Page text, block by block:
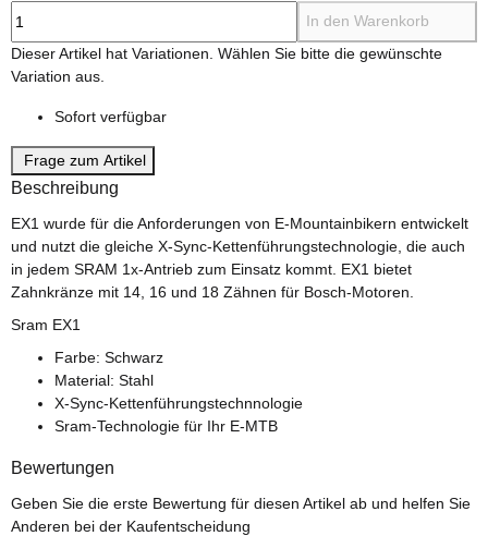
In den Warenkorb
x
Dieser Artikel hat Variationen. Wählen Sie bitte die gewünschte
Variation aus.
Sofort verfügbar
Frage zum Artikel
Beschreibung
EX1 wurde für die Anforderungen von E-Mountainbikern entwickelt
und nutzt die gleiche X-Sync-Kettenführungstechnologie, die auch
in jedem SRAM 1x-Antrieb zum Einsatz kommt. EX1 bietet
Zahnkränze mit 14, 16 und 18 Zähnen für Bosch-Motoren.
Sram EX1
Farbe: Schwarz
Material: Stahl
X-Sync-Kettenführungstechnnologie
Sram-Technologie für Ihr E-MTB
Bewertungen
Geben Sie die erste Bewertung für diesen Artikel ab und helfen Sie
Anderen bei der Kaufentscheidung